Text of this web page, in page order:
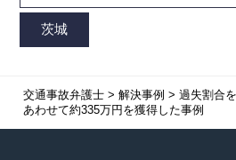
交通事故弁護士> 解決事例 > 過失割合
あわせて約335万円を獲得した事例